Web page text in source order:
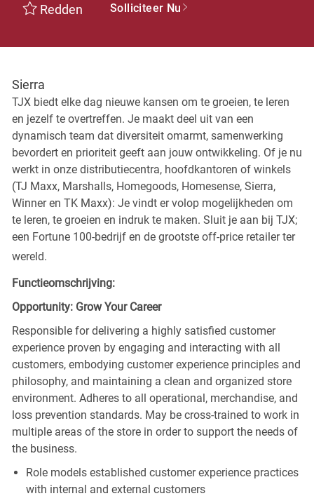
Redden Solliciteer Nu
Sierra
TJX biedt elke dag nieuwe kansen om te groeien, te leren
en jezelf te overtreffen. Je maakt deel uit van een
dynamisch team dat diversiteit omarmt, samenwerking
bevordert en prioriteit geeft aan jouw ontwikkeling. Of je nu
werkt in onze distributiecentra, hoofdkantoren of winkels
(TJ Maxx, Marshalls, Homegoods, Homesense, Sierra,
Winner en TK Maxx): Je vindt er volop mogelijkheden om
te leren, te groeien en indruk te maken. Sluit je aan bij TJX;
een Fortune 100-bedrijf en de grootste off-price retailer ter
wereld.
Functieomschrijving:
Opportunity: Grow Your Career
Responsible for delivering a highly satisfied customer
experience proven by engaging and interacting with all
customers, embodying customer experience principles and
philosophy, and maintaining a clean and organized store
environment. Adheres to all operational, merchandise, and
loss prevention standards. May be cross-trained to work in
multiple areas of the store in order to support the needs of
the business.
Role models established customer experience practices
with internal and external customers